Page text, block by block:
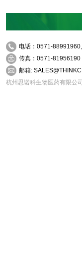
电话：0571-
传真：0571-81956190
邮箱:
杭州思诺科生物医药有限公司